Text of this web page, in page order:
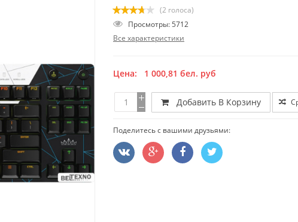
(2 голоса)
Просмотры: 5712
Все характеристики
Цена: 1 000,81 бел. руб
Добавить В Корзину
Поделитесь с вашими друзьями: